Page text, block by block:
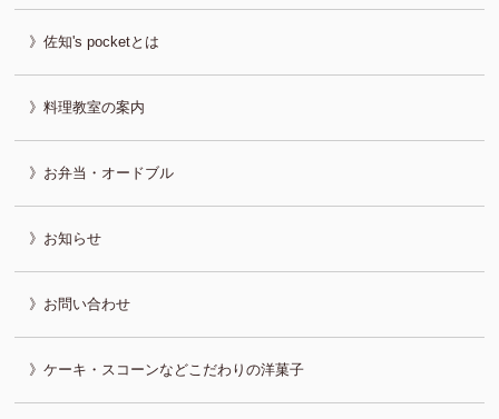
佐知's pocketとは
料理教室の案内
お弁当・オードブル
お知らせ
お問い合わせ
ケーキ・スコーンなどこだわりの洋菓子